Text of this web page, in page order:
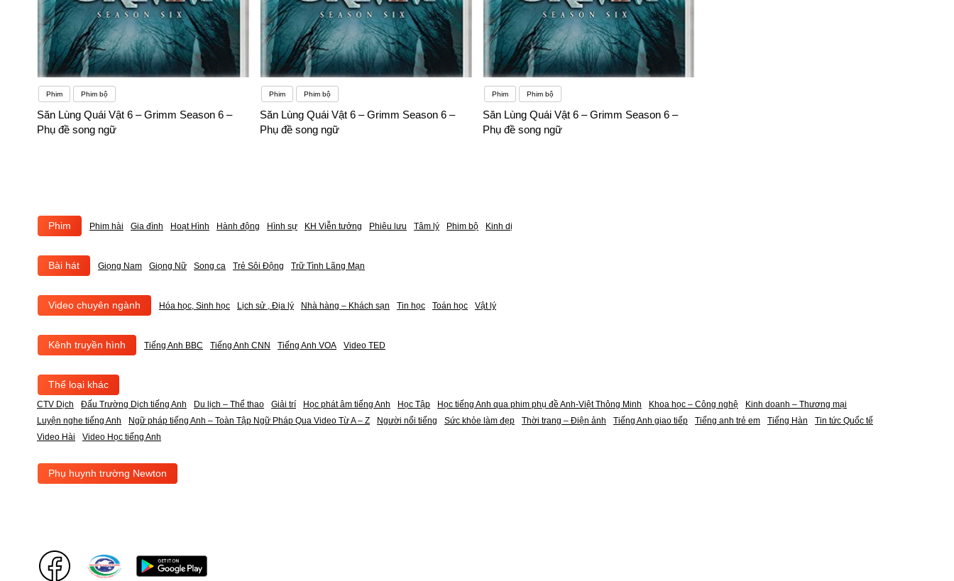
Phim Phim bộ
Săn Lùng Quái Vật 6 – Grimm Season 6 –
Phụ đề song ngữ
Phim Phim bộ
Săn Lùng Quái Vật 6 – Grimm Season 6 –
Phụ đề song ngữ
Phim Phim bộ
Săn Lùng Quái Vật 6 – Grimm Season 6 –
Phụ đề song ngữ
Phim Phim hài Gia đình Hoạt Hình Hành động Hình sự KH Viễn tưởng Phiêu lưu Tâm lý Phim bộ Kinh dị
Bài hát Giọng Nam Giọng Nữ Song ca Trẻ Sôi Động Trữ Tình Lãng Mạn
Video chuyên ngành Hóa học, Sinh học Lịch sử , Địa lý Nhà hàng – Khách sạn Tin học Toán học Vật lý
Kênh truyền hình Tiếng Anh BBC Tiếng Anh CNN Tiếng Anh VOA Video TED
Thể loại khác
CTV Dịch Đấu Trường Dịch tiếng Anh Du lịch – Thể thao Giải trí Học phát âm tiếng Anh Học Tập Học tiếng Anh qua phim phụ đề Anh-Việt Thông Minh Khoa học – Công nghệ
Kinh doanh – Thương mại
Luyện nghe tiếng Anh
Ngữ pháp tiếng Anh – Toàn Tập Ngữ Pháp Qua Video Từ A – Z Người nổi tiếng Sức khỏe làm đẹp Thời trang – Điện ảnh Tiếng Anh giao tiếp Tiếng anh trẻ em Tiếng Hàn
Tin tức Quốc tế
Video Hài
Video Học tiếng Anh
Phụ huynh trường Newton